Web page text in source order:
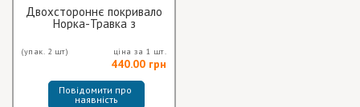
Двохстороннє покривало
Норка-Травка з
(упак. 2 шт) ціна за 1 шт.
440.00 грн
Повідомити про
наявність